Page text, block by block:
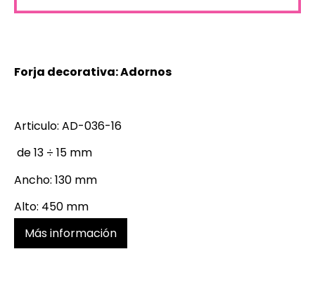
Forja decorativa: Adornos
Articulo: AD-036-16
de 13 ÷ 15 mm
Ancho: 130 mm
Alto: 450 mm
Más información